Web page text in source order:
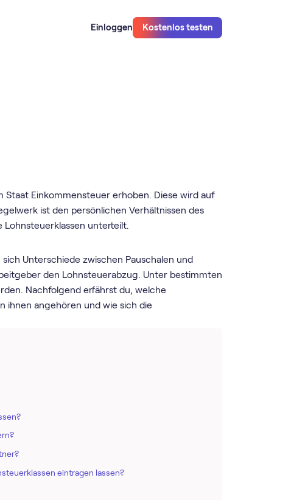
Einloggen Kostenlos testen
Einkommensteuer erhoben. Diese wird auf
ist den persönlichen Verhältnissen des
unterteilt.
Unterschiede zwischen Pauschalen und
den Lohnsteuerabzug. Unter bestimmten
Nachfolgend erfährst du, welche
ihnen angehören und wie sich die
eintragen lassen?